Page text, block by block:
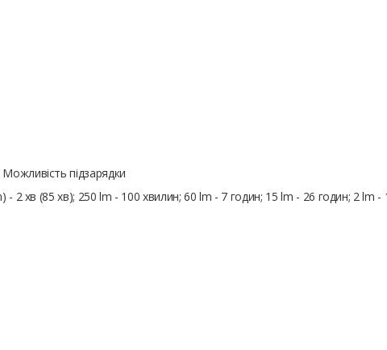
підзарядки
- 2 хв (85 хв); 250 lm - 100 хвилин; 60 lm - 7 годин; 15 lm - 26 годин; 2 lm -